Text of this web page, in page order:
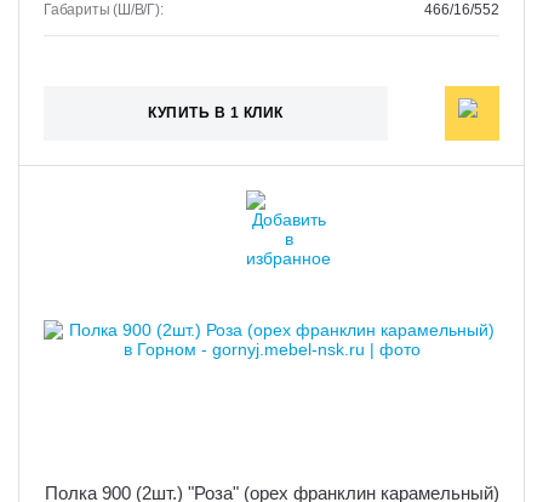
Габариты (Ш/В/Г):
466/16/552
КУПИТЬ В 1 КЛИК
Полка 900 (2шт.) "Роза" (орех франклин карамельный)